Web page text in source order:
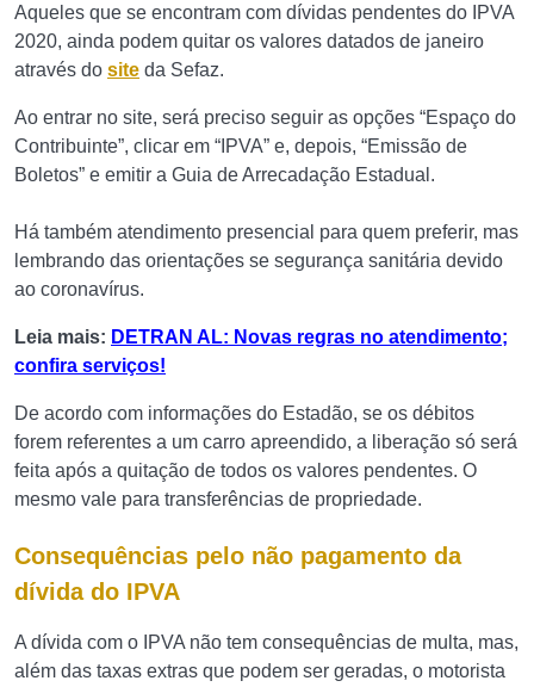
Aqueles que se encontram com dívidas pendentes do IPVA
2020, ainda podem quitar os valores datados de janeiro
através do site da Sefaz.
Ao entrar no site, será preciso seguir as opções “Espaço do
Contribuinte”, clicar em “IPVA” e, depois, “Emissão de
Boletos” e emitir a Guia de Arrecadação Estadual.
Há também atendimento presencial para quem preferir, mas
lembrando das orientações se segurança sanitária devido
ao coronavírus.
Leia mais: DETRAN AL: Novas regras no atendimento;
confira serviços!
De acordo com informações do Estadão, se os débitos
forem referentes a um carro apreendido, a liberação só será
feita após a quitação de todos os valores pendentes. O
mesmo vale para transferências de propriedade.
Consequências pelo não pagamento da
dívida do IPVA
A dívida com o IPVA não tem consequências de multa, mas,
além das taxas extras que podem ser geradas, o motorista